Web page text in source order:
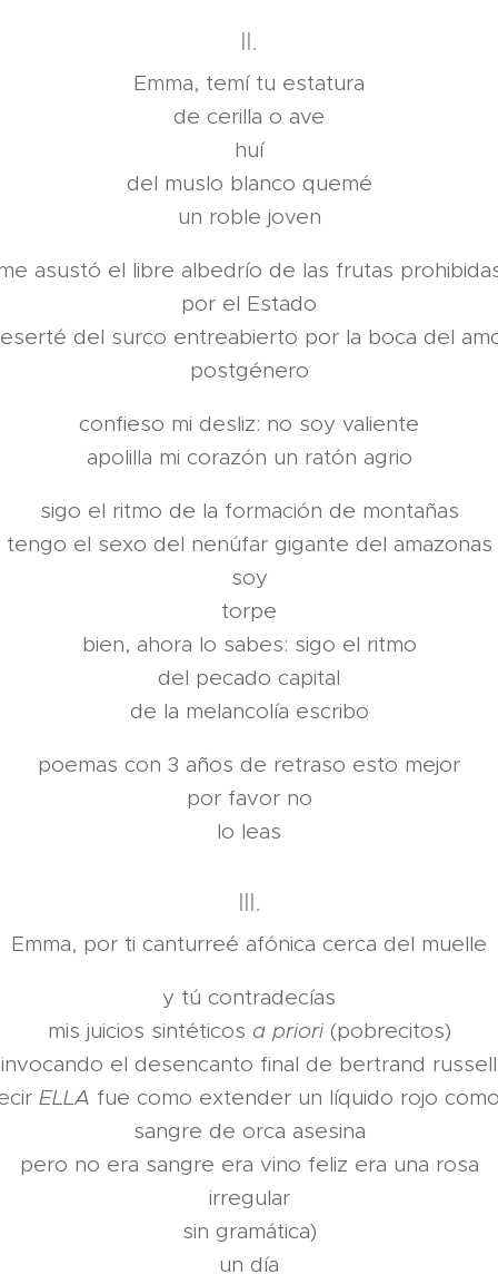
II.
Emma, temí tu estatura
de cerilla o ave
huí
del muslo blanco quemé
un roble joven
asustó el libre albedrío de las frutas
por el Estado
del surco entreabierto por la boca del
postgénero
confieso mi desliz: no soy valiente
apolilla mi corazón un ratón agrio
sigo el ritmo de la formación de montañas
tengo el sexo del nenúfar gigante del amazonas
soy
torpe
bien, ahora lo sabes: sigo el ritmo
del pecado capital
de la melancolía escribo
poemas con 3 años de retraso esto mejor
por favor no
lo leas
III.
Emma, por ti canturreé afónica cerca del muelle
y tú contradecías
mis juicios sintéticos a priori(pobrecitos)
invocando el desencanto final de bertrand russell
ELLA fue como extender un líquido rojo
sangre de orca asesina
pero no era sangre era vino feliz era una rosa
irregular
sin gramática)
un día